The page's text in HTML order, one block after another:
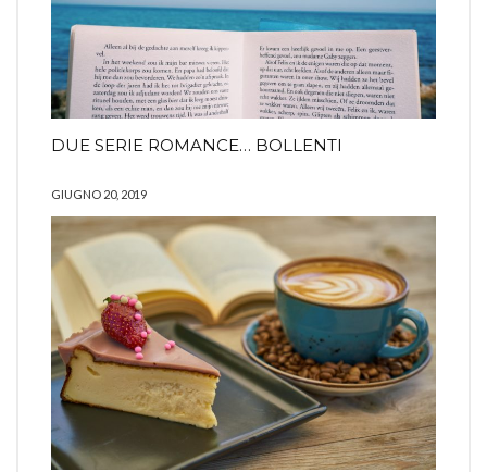
DUE SERIE ROMANCE… BOLLENTI
GIUGNO 20, 2019